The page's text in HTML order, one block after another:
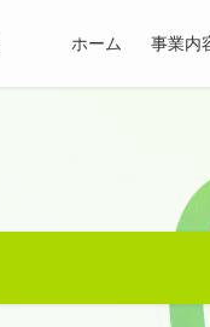
ホーム 事業内